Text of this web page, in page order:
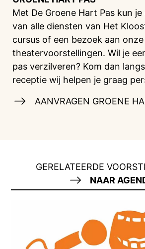
Met De Groene Hart Pas kun
van alle diensten van Het
cursus of een bezoek aan onze
theatervoorstellingen. Wil je
pas verzilveren? Kom dan
receptie wij helpen je graag
AANVRAGEN GROENE
GERELATEERDE
NAAR